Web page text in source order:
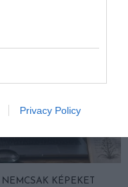
Privacy Policy
KÉPEKET